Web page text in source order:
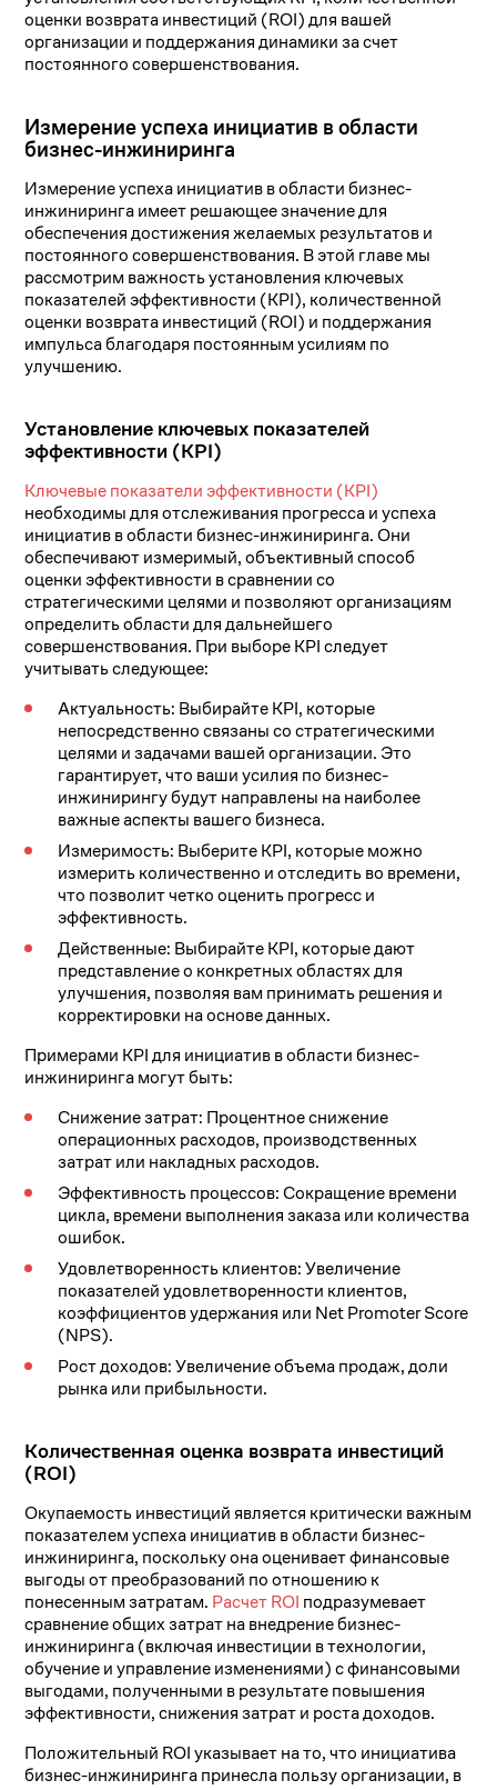
оценки возврата инвестиций (ROI) для вашей
организации и поддержания динамики за счет
постоянного совершенствования.
Измерение успеха инициатив в области
бизнес-инжиниринга
Измерение успеха инициатив в области бизнес-
инжиниринга имеет решающее значение для
обеспечения достижения желаемых результатов и
постоянного совершенствования. В этой главе мы
рассмотрим важность установления ключевых
показателей эффективности (KPI), количественной
оценки возврата инвестиций (ROI) и поддержания
импульса благодаря постоянным усилиям по
улучшению.
Установление ключевых показателей
эффективности (KPI)
Ключевые показатели эффективности (KPI)
необходимы для отслеживания прогресса и успеха
инициатив в области бизнес-инжиниринга. Они
обеспечивают измеримый, объективный способ
оценки эффективности в сравнении со
стратегическими целями и позволяют организациям
определить области для дальнейшего
совершенствования. При выборе KPI следует
учитывать следующее:
Актуальность: Выбирайте KPI, которые
непосредственно связаны со стратегическими
целями и задачами вашей организации. Это
гарантирует, что ваши усилия по бизнес-
инжинирингу будут направлены на наиболее
важные аспекты вашего бизнеса.
Измеримость: Выберите KPI, которые можно
измерить количественно и отследить во времени,
что позволит четко оценить прогресс и
эффективность.
Действенные: Выбирайте KPI, которые дают
представление о конкретных областях для
улучшения, позволяя вам принимать решения и
корректировки на основе данных.
Примерами KPI для инициатив в области бизнес-
инжиниринга могут быть:
Снижение затрат: Процентное снижение
операционных расходов, производственных
затрат или накладных расходов.
Эффективность процессов: Сокращение времени
цикла, времени выполнения заказа или количества
ошибок.
Удовлетворенность клиентов: Увеличение
показателей удовлетворенности клиентов,
коэффициентов удержания или Net Promoter Score
(NPS).
Рост доходов: Увеличение объема продаж, доли
рынка или прибыльности.
Количественная оценка возврата инвестиций
(ROI)
Окупаемость инвестиций является критически важным
показателем успеха инициатив в области бизнес-
инжиниринга, поскольку она оценивает финансовые
выгоды от преобразований по отношению к
понесенным затратам. Расчет ROI подразумевает
сравнение общих затрат на внедрение бизнес-
инжиниринга (включая инвестиции в технологии,
обучение и управление изменениями) с финансовыми
выгодами, полученными в результате повышения
эффективности, снижения затрат и роста доходов.
Положительный ROI указывает на то, что инициатива
бизнес-инжиниринга принесла пользу организации, в